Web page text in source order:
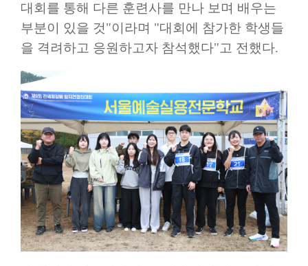
대회를 통해 다른 훈련사를 만나 보며 배우는
부분이 있을 것"이라며 "대회에 참가한 학생들
을 격려하고 응원하고자 참석했다"고 전했다.